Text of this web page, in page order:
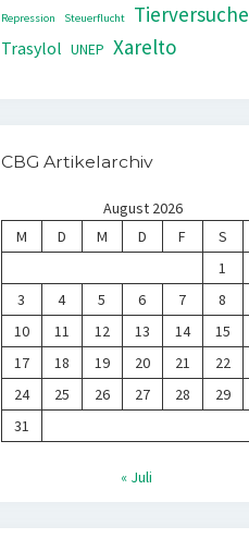
Repression Steuerflucht Tierversuche
Trasylol UNEP Xarelto
CBG Artikelarchiv
August 2026
M
D M D F S
1
3
4 5 6 7 8
10
11 12 13 14 15
17
18 19 20 21 22
24
25 26 27 28 29
31
« Juli